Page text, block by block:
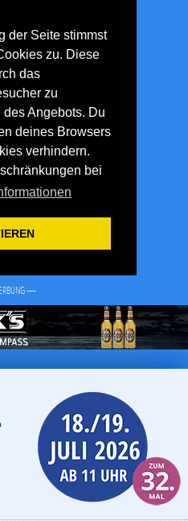
der Seite stimmst
zu. Diese
das
zu
Angebots. Du
deines Browsers
verhindern.
bei
—